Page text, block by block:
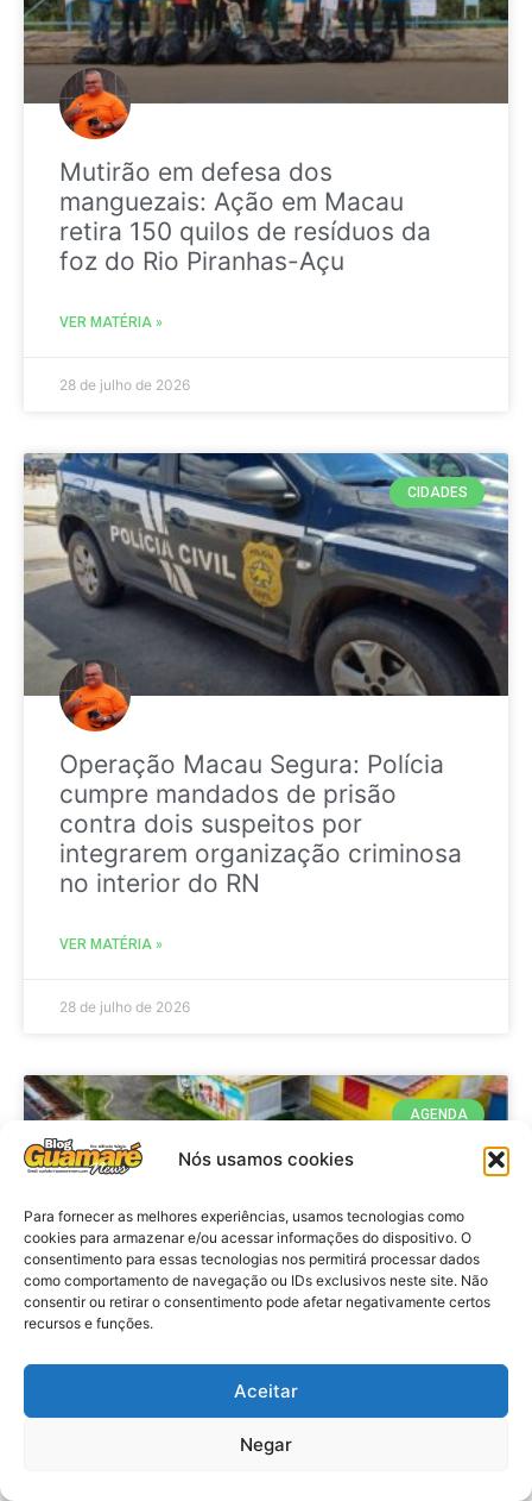
Nós usamos cookies
Para fornecer as melhores experiências, usamos tecnologias como
cookies para armazenar e/ou acessar informações do dispositivo. O
consentimento para essas tecnologias nos permitirá processar dados
como comportamento de navegação ou IDs exclusivos neste site. Não
consentir ou retirar o consentimento pode afetar negativamente certos
recursos e funções.
Aceitar
Negar
Mutirão em defesa dos
manguezais: Ação em Macau
retira 150 quilos de resíduos da
foz do Rio Piranhas-Açu
VER MATÉRIA »
28 de julho de 2026
CIDADES
Operação Macau Segura: Polícia
cumpre mandados de prisão
contra dois suspeitos por
integrarem organização criminosa
no interior do RN
VER MATÉRIA »
28 de julho de 2026
AGENDA
Agenda: 10ª Mostra Pedagógica
da Casa Durval Paiva acontecerá
nesta quarta-feira (29)